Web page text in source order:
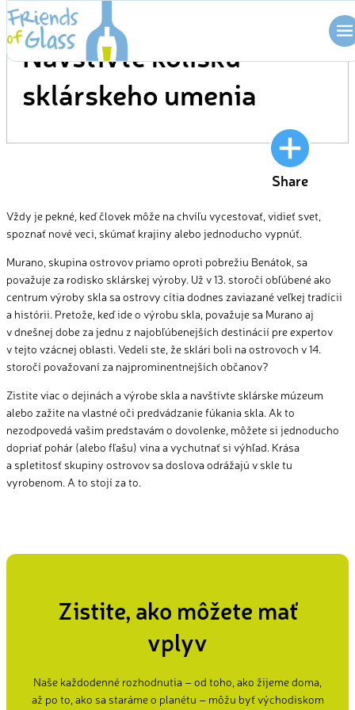
Skip
to
content
BLOG
Navštívte kolísku
sklárskeho umenia
Share
Vždy je pekné, keď človek môže na chvíľu vycestovať, vidieť svet,
spoznať nové veci, skúmať krajiny alebo jednoducho vypnúť.
Murano, skupina ostrovov priamo oproti pobrežiu Benátok, sa
považuje za rodisko sklárskej výroby. Už v 13. storočí obľúbené ako
centrum výroby skla sa ostrovy cítia dodnes zaviazané veľkej tradícii
a histórii. Pretože, keď ide o výrobu skla, považuje sa Murano aj
v dnešnej dobe za jednu z najobľúbenejších destinácií pre expertov
v tejto vzácnej oblasti. Vedeli ste, že sklári boli na ostrovoch v 14.
storočí považovaní za najprominentnejších občanov?
Zistite viac o dejinách a výrobe skla a navštívte sklárske múzeum
alebo zažite na vlastné oči predvádzanie fúkania skla. Ak to
nezodpovedá vašim predstavám o dovolenke, môžete si jednoducho
dopriať pohár (alebo fľašu) vína a vychutnať si výhľad. Krása
a spletitosť skupiny ostrovov sa doslova odrážajú v skle tu
vyrobenom. A to stojí za to.
Zistite, ako môžete mať
vplyv
Naše každodenné rozhodnutia – od toho, ako žijeme doma,
až po to, ako sa staráme o planétu – môžu byť východiskom